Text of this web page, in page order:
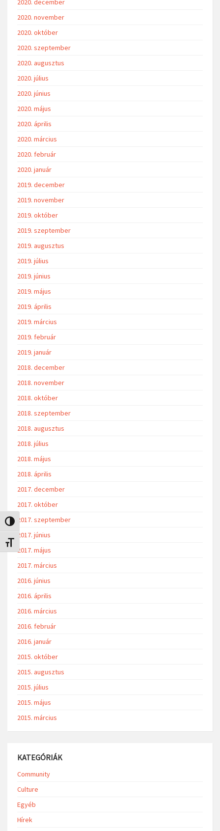
Nagy kontraszt váltása
Betűméret váltása
2020. december
2020. november
2020. október
2020. szeptember
2020. augusztus
2020. július
2020. június
2020. május
2020. április
2020. március
2020. február
2020. január
2019. december
2019. november
2019. október
2019. szeptember
2019. augusztus
2019. július
2019. június
2019. május
2019. április
2019. március
2019. február
2019. január
2018. december
2018. november
2018. október
2018. szeptember
2018. augusztus
2018. július
2018. május
2018. április
2017. december
2017. október
2017. szeptember
2017. június
2017. május
2017. március
2016. június
2016. április
2016. március
2016. február
2016. január
2015. október
2015. augusztus
2015. július
2015. május
2015. március
KATEGÓRIÁK
Community
Culture
Egyéb
Hírek